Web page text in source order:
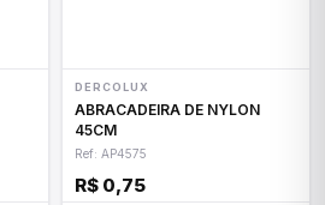
DERCOLUX
ABRACADEIRA DE NYLON
45CM
Ref: AP4575
R$ 0,75